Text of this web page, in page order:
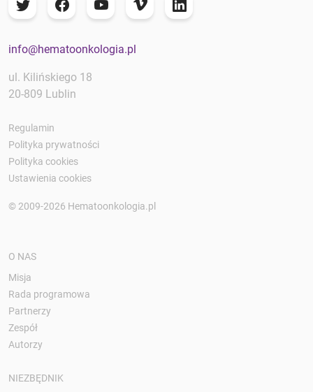
info@hematoonkologia.pl
ul. Kilińskiego 18
20-809 Lublin
Regulamin
Polityka prywatności
Polityka cookies
Ustawienia cookies
© 2009-2026 Hematoonkologia.pl
O NAS
Misja
Rada programowa
Partnerzy
Zespół
Autorzy
NIEZBĘDNIK